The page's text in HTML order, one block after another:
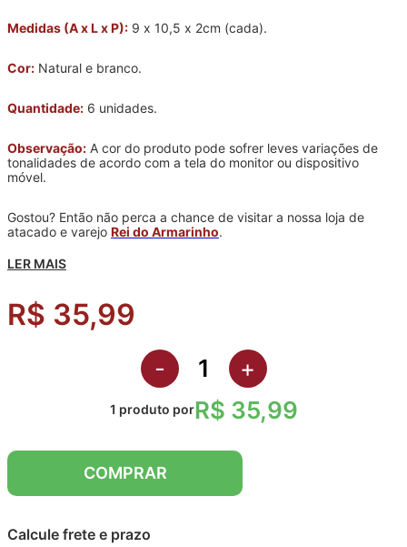
Medidas (A x L x P): 9 x 10,5 x 2cm (cada).
Cor: Natural e branco.
Quantidade: 6 unidades.
Observação: A cor do produto pode sofrer leves variações de
tonalidades de acordo com a tela do monitor ou dispositivo
móvel.
Gostou? Então não perca a chance de visitar a nossa loja de
atacado e varejo Rei do Armarinho.
LER MAIS
R$ 35,99
- +
1 produto porR$ 35,99
COMPRAR
Calcule frete e prazo